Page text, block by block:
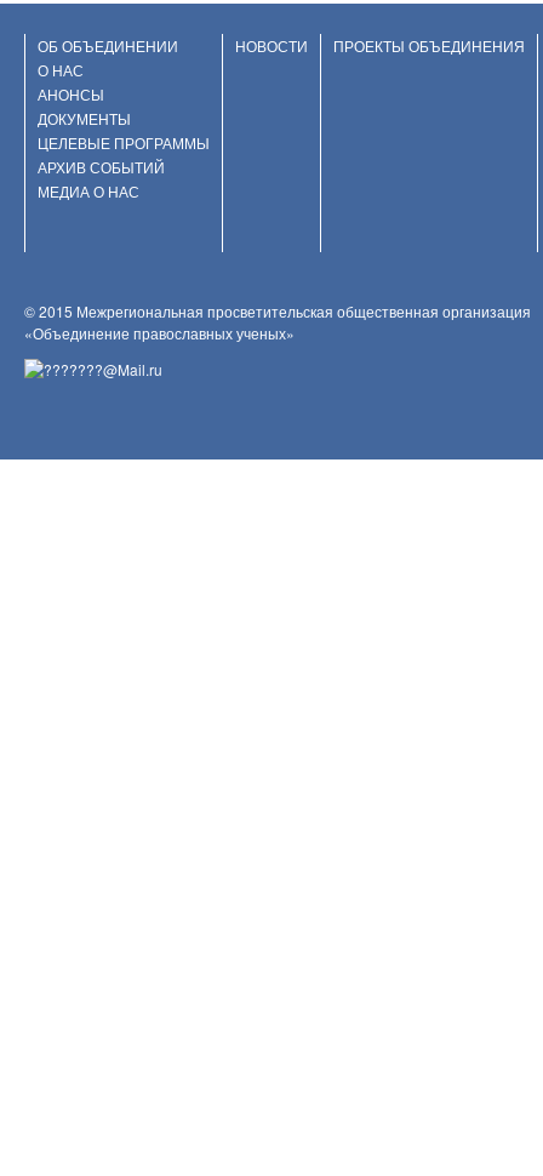
ОБ ОБЪЕДИНЕНИИ
О НАС
АНОНСЫ
ДОКУМЕНТЫ
ЦЕЛЕВЫЕ ПРОГРАММЫ
АРХИВ СОБЫТИЙ
МЕДИА О НАС
НОВОСТИ ПРОЕКТЫ ОБЪЕДИНЕНИЯ
© 2015 Межрегиональная просветительская общественная организация
«Объединение православных ученых»